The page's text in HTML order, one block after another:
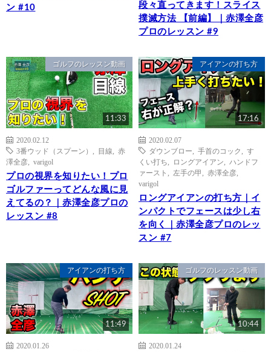
ン #10
段々直ってきます！スライス
撲滅方法 【前編】｜赤澤全彦
プロのレッスン #9
ゴルフのレッスン動画
11:33
2020.02.12
3番ウッド（スプーン）
目線
赤
澤全彦
varigol
プロの視界を知りたい！プロ
ゴルファーってどんな風に見
えてるの？｜赤澤全彦プロの
レッスン #8
アイアンの打ち方
17:16
2020.02.07
ダウンブロー
手首のコック
す
くい打ち
ロングアイアン
ハンドフ
ァースト
左手の甲 赤澤全彦
varigol
ロングアイアンの打ち方｜イ
ンパクトでフェースは少し右
を向く｜赤澤全彦プロのレッ
スン #7
アイアンの打ち方
11:49
2020.01.26
ゴルフのレッスン動画
10:44
2020.01.24